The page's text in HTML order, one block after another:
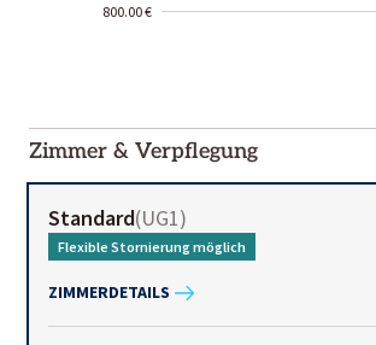
800.00 €
01-02
Zimmer & Verpflegung
Standard(UG1)
Flexible Stornierung möglich
ZIMMERDETAILS